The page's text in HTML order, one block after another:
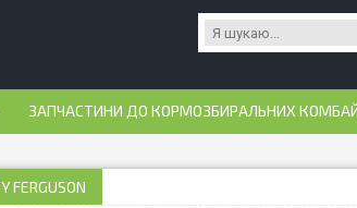
ЗАПЧАСТИНИ ДО КОРМОЗБИРАЛЬНИХ